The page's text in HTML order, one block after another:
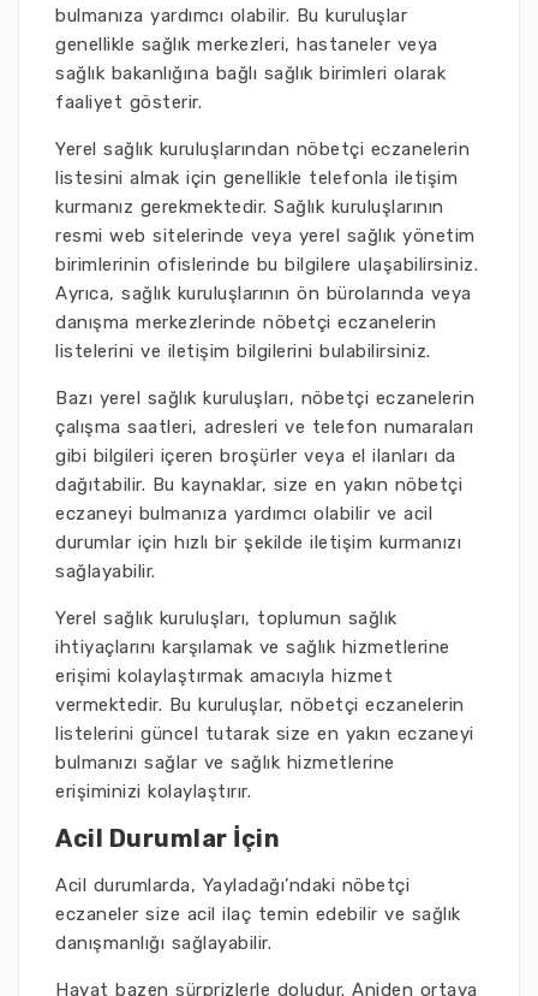
bulmanıza yardımcı olabilir. Bu kuruluşlar
genellikle sağlık merkezleri, hastaneler veya
sağlık bakanlığına bağlı sağlık birimleri olarak
faaliyet gösterir.
Yerel sağlık kuruluşlarından nöbetçi eczanelerin
listesini almak için genellikle telefonla iletişim
kurmanız gerekmektedir. Sağlık kuruluşlarının
resmi web sitelerinde veya yerel sağlık yönetim
birimlerinin ofislerinde bu bilgilere ulaşabilirsiniz.
Ayrıca, sağlık kuruluşlarının ön bürolarında veya
danışma merkezlerinde nöbetçi eczanelerin
listelerini ve iletişim bilgilerini bulabilirsiniz.
Bazı yerel sağlık kuruluşları, nöbetçi eczanelerin
çalışma saatleri, adresleri ve telefon numaraları
gibi bilgileri içeren broşürler veya el ilanları da
dağıtabilir. Bu kaynaklar, size en yakın nöbetçi
eczaneyi bulmanıza yardımcı olabilir ve acil
durumlar için hızlı bir şekilde iletişim kurmanızı
sağlayabilir.
Yerel sağlık kuruluşları, toplumun sağlık
ihtiyaçlarını karşılamak ve sağlık hizmetlerine
erişimi kolaylaştırmak amacıyla hizmet
vermektedir. Bu kuruluşlar, nöbetçi eczanelerin
listelerini güncel tutarak size en yakın eczaneyi
bulmanızı sağlar ve sağlık hizmetlerine
erişiminizi kolaylaştırır.
Acil Durumlar İçin
Acil durumlarda, Yayladağı’ndaki nöbetçi
eczaneler size acil ilaç temin edebilir ve sağlık
danışmanlığı sağlayabilir.
Hayat bazen sürprizlerle doludur. Aniden ortaya